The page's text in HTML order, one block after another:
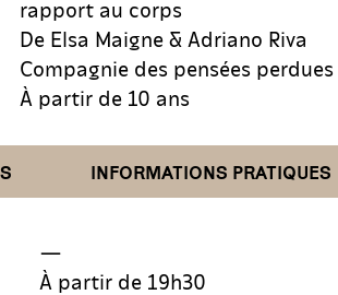
rapport au corps
De Elsa Maigne & Adriano Riva
Compagnie des pensées perdues
À partir de 10 ans
INFORMATIONS PRATIQUES
—
À partir de 19h30